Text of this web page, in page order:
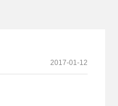
2017-01-12